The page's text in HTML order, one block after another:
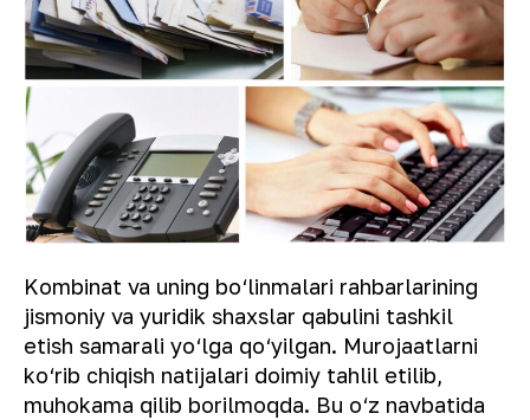
Kombinat va uning bo‘linmalari rahbarlarining
jismoniy va yuridik shaxslar qabulini tashkil
etish samarali yo‘lga qo‘yilgan. Murojaatlarni
ko‘rib chiqish natijalari doimiy tahlil etilib,
muhokama qilib borilmoqda. Bu o‘z navbatida